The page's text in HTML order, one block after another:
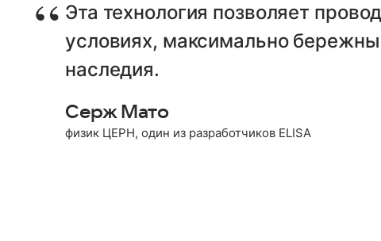
Эта технология позволяет
условиях, максимально
наследия.
Серж Мато
физик ЦЕРН, один из разработчиков ELISA